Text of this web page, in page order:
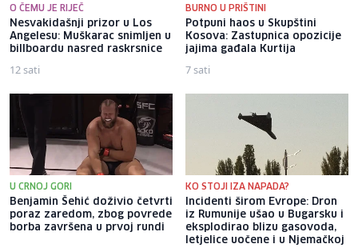
O ČEMU JE RIJEČ
Nesvakidašnji prizor u Los
Angelesu: Muškarac snimljen u
billboardu nasred raskrsnice
12 sati
BURNO U PRIŠTINI
Potpuni haos u Skupštini
Kosova: Zastupnica opozicije
jajima gađala Kurtija
7 sati
U CRNOJ GORI
Benjamin Šehić doživio četvrti
poraz zaredom, zbog povrede
borba završena u prvoj rundi
KO STOJI IZA NAPADA?
Incidenti širom Evrope: Dron
iz Rumunije ušao u Bugarsku i
eksplodirao blizu gasovoda,
letjelice uočene i u Njemačkoj